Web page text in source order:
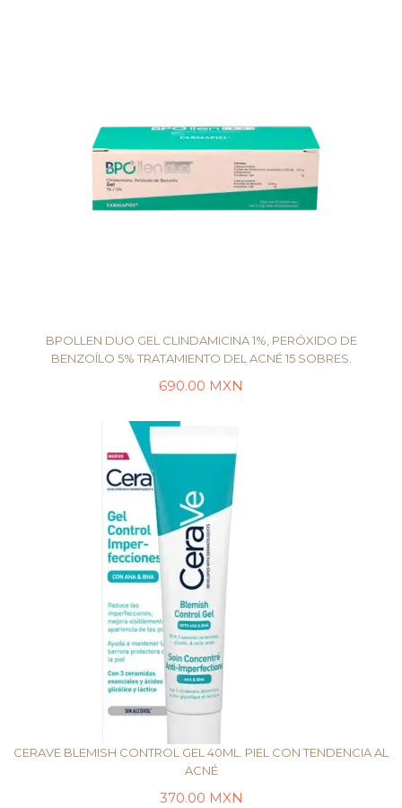
BPOLLEN DUO GEL CLINDAMICINA 1%, PERÓXIDO DE
BENZOÍLO 5% TRATAMIENTO DEL ACNÉ 15 SOBRES.
690.00 MXN
CERAVE BLEMISH CONTROL GEL 40ML. PIEL CON TENDENCIA AL
ACNÉ
370.00 MXN